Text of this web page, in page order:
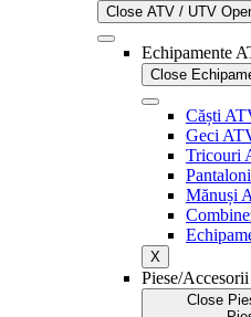
Close ATV / UTV
Echipamente
Close
Căști
Geci
Tricouri
Mănuși
X
Piese/
Close